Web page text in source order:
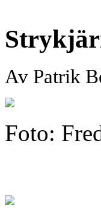
Av Patrik
Foto: